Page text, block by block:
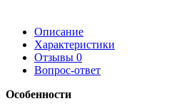
Описание
Характеристики
Отзывы 0
Вопрос-ответ
Особенности